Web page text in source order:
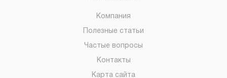
Компания
Полезные статьи
Частые вопросы
Контакты
Карта сайта